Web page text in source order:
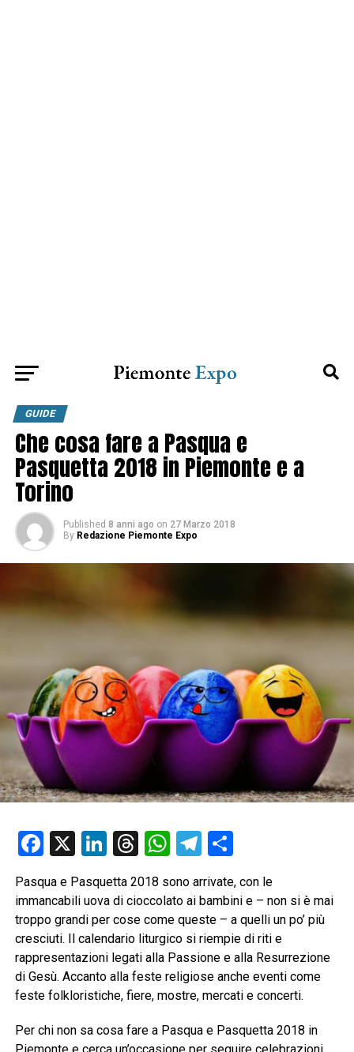
GUIDE
Che cosa fare a Pasqua e
Pasquetta 2018 in Piemonte e a
Torino
Published 8 anni ago on 27 Marzo 2018
By Redazione Piemonte Expo
Facebook
X LinkedIn
Threads
WhatsApp
Telegram
Condividi
Pasqua e Pasquetta 2018 sono arrivate, con le
immancabili uova di cioccolato ai bambini e – non si è mai
troppo grandi per cose come queste – a quelli un po’ più
cresciuti. Il calendario liturgico si riempie di riti e
rappresentazioni legati alla Passione e alla Resurrezione
di Gesù. Accanto alla feste religiose anche eventi come
feste folkloristiche, fiere, mostre, mercati e concerti.
Per chi non sa cosa fare a Pasqua e Pasquetta 2018 in